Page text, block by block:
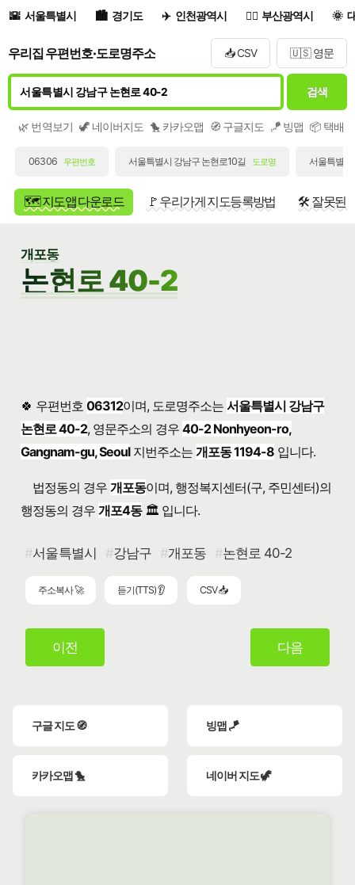
서울특별시 경기도 인천광역시 부산광역시
우리집 우편번호·도로명주소 📥 CSV 🇺🇸 영문
검색
🌿 번역보기 🦖 네이버지도 🐤 카카오맵 🧭 구글지도 🪁 빙맵 📦 택배/
06306 우편번호 서울특별시 강남구 논현로10길 도로명 서울특별
🗺️ 지도앱 다운로드 🚩 우리가게 지도등록방법 🛠️ 잘못된
개포동
논현로 40-2
🍀 우편번호 06312이며, 도로명주소는서울특별시 강남구
논현로 40-2, 영문주소의 경우40-2 Nonhyeon-ro,
Gangnam-gu, Seoul지번주소는개포동 1194-8 입니다.
법정동의 경우 개포동이며, 행정복지센터(구, 주민센터)의
행정동의 경우 개포4동🏛️ 입니다.
서울특별시 강남구 개포동 논현로 40-2
주소복사 🚀 듣기(TTS) 👂 CSV 📥
이전 다음
구글 지도 🧭 빙맵 🪁
카카오맵 🐤 네이버 지도 🦖